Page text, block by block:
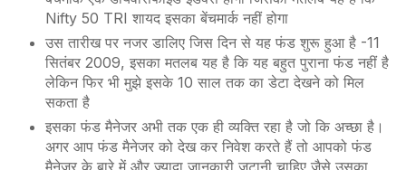
Nifty 50 TRI शायद इसका बेंचमार्क नहीं होगा
उस तारीख पर नजर डालिए जिस दिन से यह फंड शुरू हुआ है -11
सितंबर 2009, इसका मतलब यह है कि यह बहुत पुराना फंड नहीं है
लेकिन फिर भी मुझे इसके 10 साल तक का डेटा देखने को मिल
सकता है
इसका फंड मैनेजर अभी तक एक ही व्यक्ति रहा है जो कि अच्छा है।
अगर आप फंड मैनेजर को देख कर निवेश करते हैं तो आपको फंड